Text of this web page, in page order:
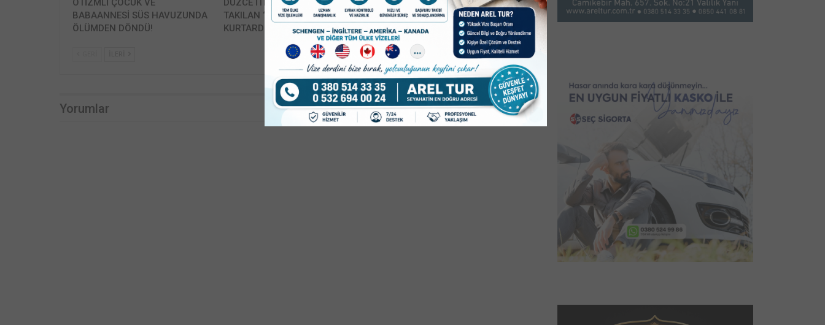
BABAANNESİ SÜS HAVUZUNDA
ÖLÜMDEN DÖNDÜ!
TAKILAN ‘BATAĞAN KUŞU’NU
KURTARDI!
PARK!
Yorumlar